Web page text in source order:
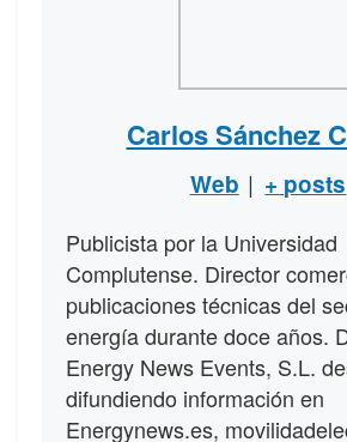
Carlos Sánchez
Web | + posts
Publicista por la Universidad
Complutense. Director
publicaciones técnicas del
energía durante doce años.
Energy News Events, S.L.
difundiendo información en
Energynews.es,